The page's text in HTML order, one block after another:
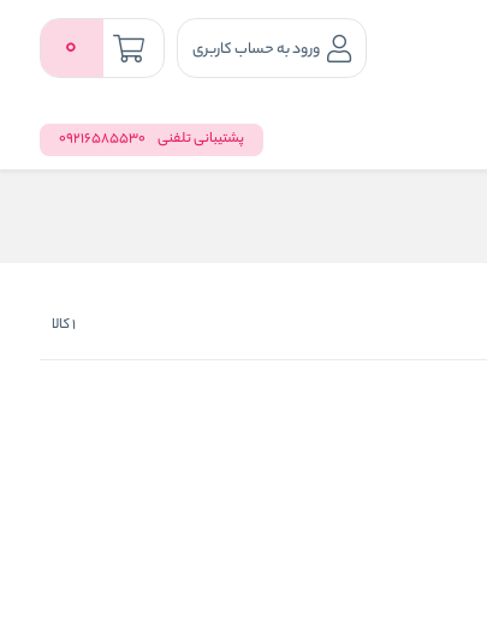
ورود به حساب کاربری 0
پشتیبانی تلفنی 09216585530
1کالا